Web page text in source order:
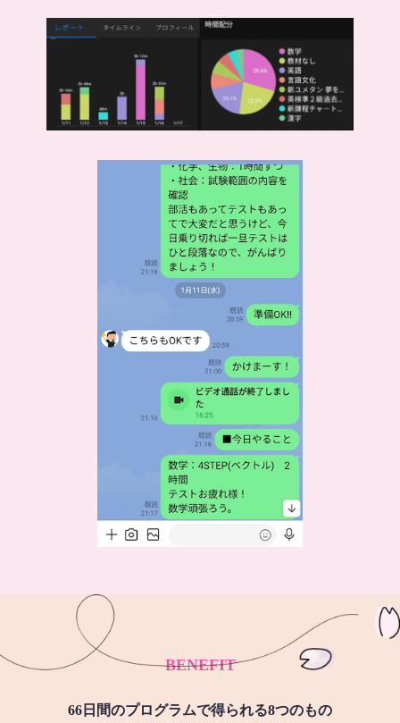
BENEFIT
66日間のプログラムで得られる8つのもの